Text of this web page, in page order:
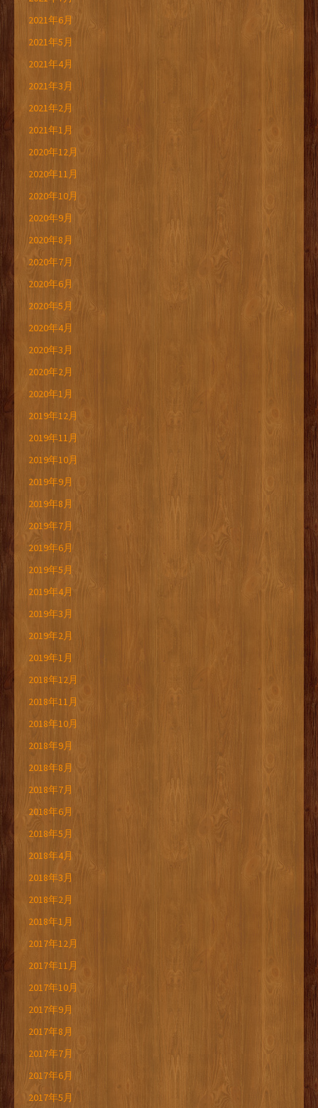
2021年6月
2021年5月
2021年4月
2021年3月
2021年2月
2021年1月
2020年12月
2020年11月
2020年10月
2020年9月
2020年8月
2020年7月
2020年6月
2020年5月
2020年4月
2020年3月
2020年2月
2020年1月
2019年12月
2019年11月
2019年10月
2019年9月
2019年8月
2019年7月
2019年6月
2019年5月
2019年4月
2019年3月
2019年2月
2019年1月
2018年12月
2018年11月
2018年10月
2018年9月
2018年8月
2018年7月
2018年6月
2018年5月
2018年4月
2018年3月
2018年2月
2018年1月
2017年12月
2017年11月
2017年10月
2017年9月
2017年8月
2017年7月
2017年6月
2017年5月